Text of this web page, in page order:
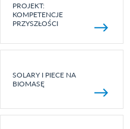
PROJEKT:
KOMPETENCJE
PRZYSZŁOŚCI
SOLARY I PIECE NA
BIOMASĘ